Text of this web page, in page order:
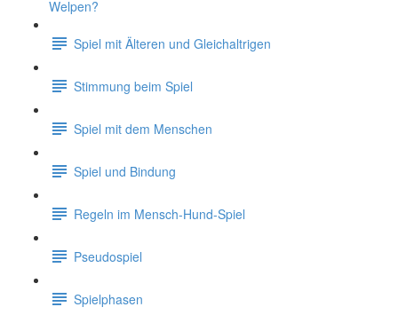
Welpen?
Spiel mit Älteren und Gleichaltrigen
Stimmung beim Spiel
Spiel mit dem Menschen
Spiel und Bindung
Regeln im Mensch-Hund-Spiel
Pseudospiel
Spielphasen